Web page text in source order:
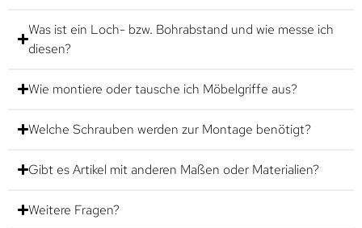
Was ist ein Loch- bzw. Bohrabstand und wie messe ich
diesen?
Wie montiere oder tausche ich Möbelgriffe aus?
Welche Schrauben werden zur Montage benötigt?
Gibt es Artikel mit anderen Maßen oder Materialien?
Weitere Fragen?